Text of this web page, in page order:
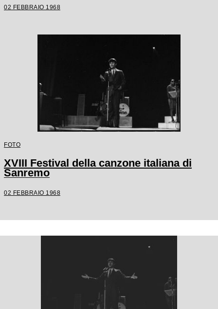
02 FEBBRAIO 1968
FOTO
XVIII Festival della canzone italiana di
Sanremo
02 FEBBRAIO 1968